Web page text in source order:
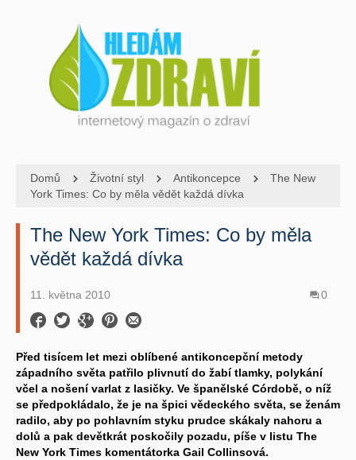
Domů Životní styl Antikoncepce
The New
York Times: Co by měla vědět každá dívka
The New York Times: Co by měla
vědět každá dívka
11. května 2010 0
Před tisícem let mezi oblíbené antikoncepční metody
západního světa patřilo plivnutí do žabí tlamky, polykání
včel a nošení varlat z lasičky. Ve španělské Córdobě, o níž
se předpokládalo, že je na špici vědeckého světa, se ženám
radilo, aby po pohlavním styku prudce skákaly nahoru a
dolů a pak devětkrát poskočily pozadu, píše v listu The
New York Times komentátorka Gail Collinsová.